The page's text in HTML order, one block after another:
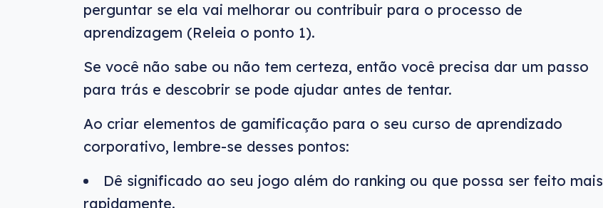
perguntar se ela vai melhorar ou contribuir para o processo de
aprendizagem (Releia o ponto 1).
Se você não sabe ou não tem certeza, então você precisa dar um passo
para trás e descobrir se pode ajudar antes de tentar.
Ao criar elementos de gamificação para o seu curso de aprendizado
corporativo, lembre-se desses pontos:
Dê significado ao seu jogo além do ranking ou que possa ser feito mais
rapidamente.